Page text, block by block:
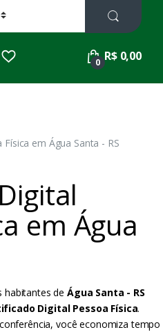
0 R$ 0,00
em Água Santa - RS
em Água
habitantes de Água Santa - RS
Digital Pessoa Física.
você economiza tempo